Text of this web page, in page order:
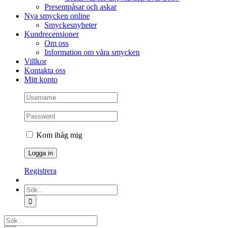
Presentpåsar och askar
Nya smycken online
Smyckesnyheter
Kundrecensioner
Om oss
Information om våra smycken
Villkor
Kontakta oss
Mitt konto
Kom ihåg mig
Registrera
Sök
efter:
Sök